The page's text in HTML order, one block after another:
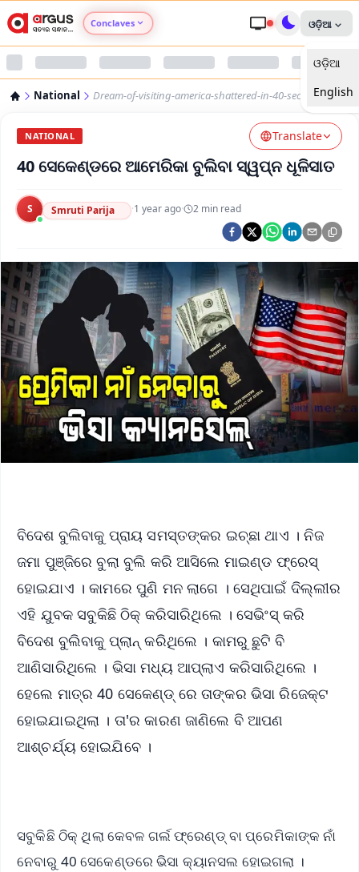
Conclaves
Argus Nari Shakti
Argus Swaad Odisha
Argus Chalo Dekhein Apna Desh
ଓଡ଼ିଆ
ଓଡ଼ିଆ
English
National Dream-of-visiting-america-shattered-in-40-seconds
NATIONAL Translate
40 ସେକେଣ୍ଡରେ ଆମେରିକା ବୁଲିବା ସ୍ୱପ୍ନ ଧୂଳିସାତ
S Smruti Parija ·1 year ago· 2 min read
ବିଦେଶ ବୁଲିବାକୁ ପ୍ରାୟ ସମସ୍ତଙ୍କର ଇଚ୍ଛା ଥାଏ । ନିଜ
ଜମା ପୁଞ୍ଜିରେ ବୁଲା ବୁଲି କରି ଆସିଲେ ମାଇଣ୍ଡ ଫ୍ରେସ୍
ହୋଇଯାଏ । କାମରେ ପୁଣି ମନ ଲାଗେ । ସେଥିପାଇଁ ଦିଲ୍ଲୀର
ଏହି ଯୁବକ ସବୁକିଛି ଠିକ୍ କରିସାରିଥିଲେ । ସେଭିଂସ୍ କରି
ବିଦେଶ ବୁଲିବାକୁ ପ୍ଲାନ୍ କରିଥିଲେ । କାମରୁ ଛୁଟି ବି
ଆଣିସାରିଥିଲେ । ଭିସା ମଧ୍ୟ ଆପ୍ଲାଏ କରିସାରିଥିଲେ ।
ହେଲେ ମାତ୍ର 40 ସେକେଣ୍ଡ୍ ରେ ତାଙ୍କର ଭିସା ରିଜେକ୍ଟ
ହୋଇଯାଇଥିଲା । ତା'ର କାରଣ ଜାଣିଲେ ବି ଆପଣ
ଆଶ୍ଚର୍ଯ୍ୟ ହୋଇଯିବେ ।
ସବୁକିଛି ଠିକ୍ ଥିଲା କେବଳ ଗର୍ଲ ଫ୍ରେଣ୍ଡ୍ ବା ପ୍ରେମିକାଙ୍କ ନାଁ
ନେବାରୁ 40 ସେକେଣ୍ଡରେ ଭିସା କ୍ୟାନସଲ ହୋଇଗଲା ।